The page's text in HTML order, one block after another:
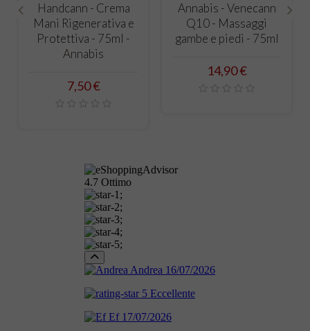
Handcann - Crema
Mani Rigenerativa e
Protettiva - 75ml -
Annabis
Prezzo
7,50 €
Annabis - Venecann
Q10 - Massaggi
gambe e piedi - 75ml
Prezzo
14,90 €